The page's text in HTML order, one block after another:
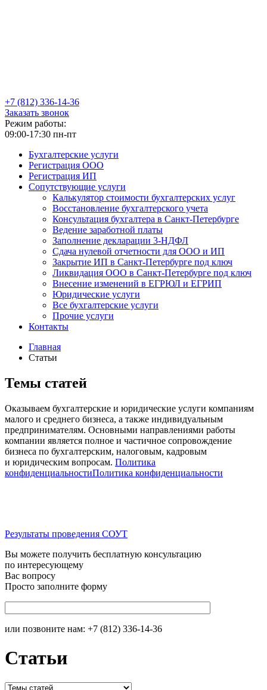
+7 (812) 336-14-36
Заказать звонок
Режим работы:
09:00-17:30 пн-пт
Бухгалтерские услуги
Регистрация ООО
Регистрация ИП
Сопутствующие услуги
Калькулятор стоимости бухгалтерских услуг
Восстановление бухгалтерского учета
Консультация бухгалтера в Санкт-Петербурге
Ведение заработной платы
Заполнение декларации 3-НДФЛ
Сдача нулевой отчетности для ООО и ИП
Закрытие ИП в Санкт-Петербурге под ключ
Ликвидация ООО в Санкт-Петербурге под ключ
Внесение изменений в ЕГРЮЛ и ЕГРИП
Юридические услуги
Все бухгалтерские услуги
Прочие услуги
Контакты
Главная
Статьи
Темы статей
Оказываем бухгалтерские и юридические услуги компаниям
малого и среднего бизнеса, а также индивидуальным
предпринимателям. Основными направлениями работы
компании является полное и частичное сопровождение
бизнеса по бухгалтерским, налоговым, кадровым
и юридическим вопросам. Политика
конфиденциальностиПолитика конфиденциальности
Результаты проведения СОУТ
Вы можете получить бесплатную консультацию
по интересующему
Вас вопросу
Просто заполните форму
или позвоните нам: +7 (812) 336-14-36
Статьи